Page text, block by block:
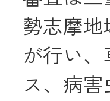
勢志摩
が行い
ス、病